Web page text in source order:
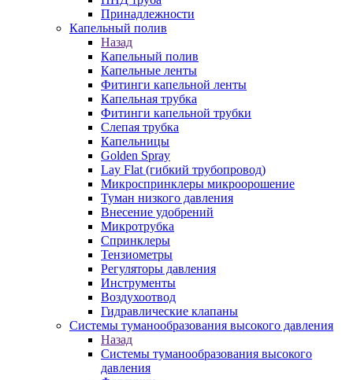
Принадлежности
Капельный полив
Назад
Капельный полив
Капельные ленты
Фитинги капельной ленты
Капельная трубка
Фитинги капельной трубки
Слепая трубка
Капельницы
Golden Spray
Lay Flat (гибкий трубопровод)
Микроспринклеры микроорошение
Туман низкого давления
Внесение удобрений
Микротрубка
Спринклеры
Тензиометры
Регуляторы давления
Инструменты
Воздухоотвод
Гидравлические клапаны
Системы туманообразования высокого давления
Назад
Системы туманообразования высокого
давления